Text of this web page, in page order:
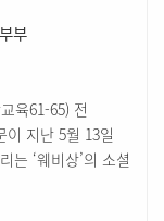
부
육61-65) 전
이 지난 5월 13일
는 ‘웨비상’의 소셜